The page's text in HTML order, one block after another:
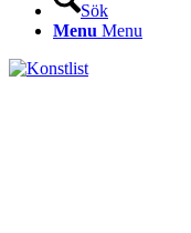
Sök
Menu Menu